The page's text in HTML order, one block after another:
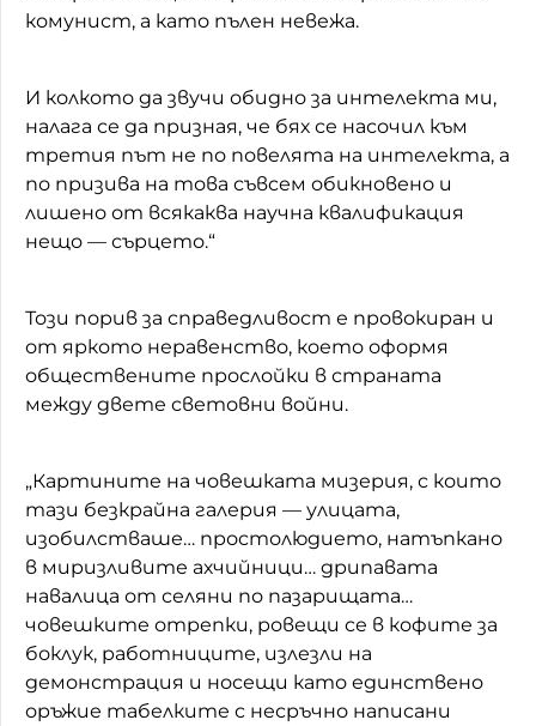
комунист, а като пълен невежа.
И колкото да звучи обидно за интелекта ми,
налага се да призная, че бях се насочил към
третия път не по повелята на интелекта, а
по призива на това съвсем обикновено и
лишено от всякаква научна квалификация
нещо — сърцето.“
Този порив за справедливост е провокиран и
от яркото неравенство, което оформя
обществените прослойки в страната
между двете световни войни.
„Картините на човешката мизерия, с които
тази безкрайна галерия — улицата,
изобилстваше… простолюдието, натъпкано
в миризливите ахчийници… дрипавата
навалица от селяни по пазарищата…
човешките отрепки, ровещи се в кофите за
боклук, работниците, излезли на
демонстрация и носещи като единствено
оръжие табелките с несръчно написани